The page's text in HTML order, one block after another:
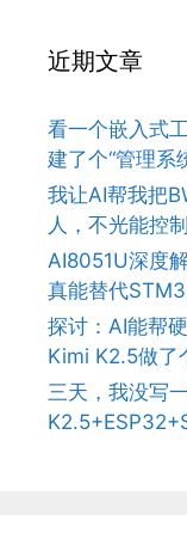
近期文章
看一个嵌入式
建了个“管理系
我让AI帮我把
人，不光能控
AI8051U深度
真能替代
探讨：AI能帮
Kimi K2.5做了
三天，我没写